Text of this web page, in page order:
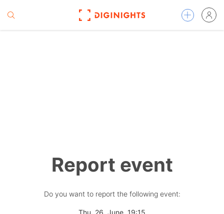
Report event
Do you want to report the following event: